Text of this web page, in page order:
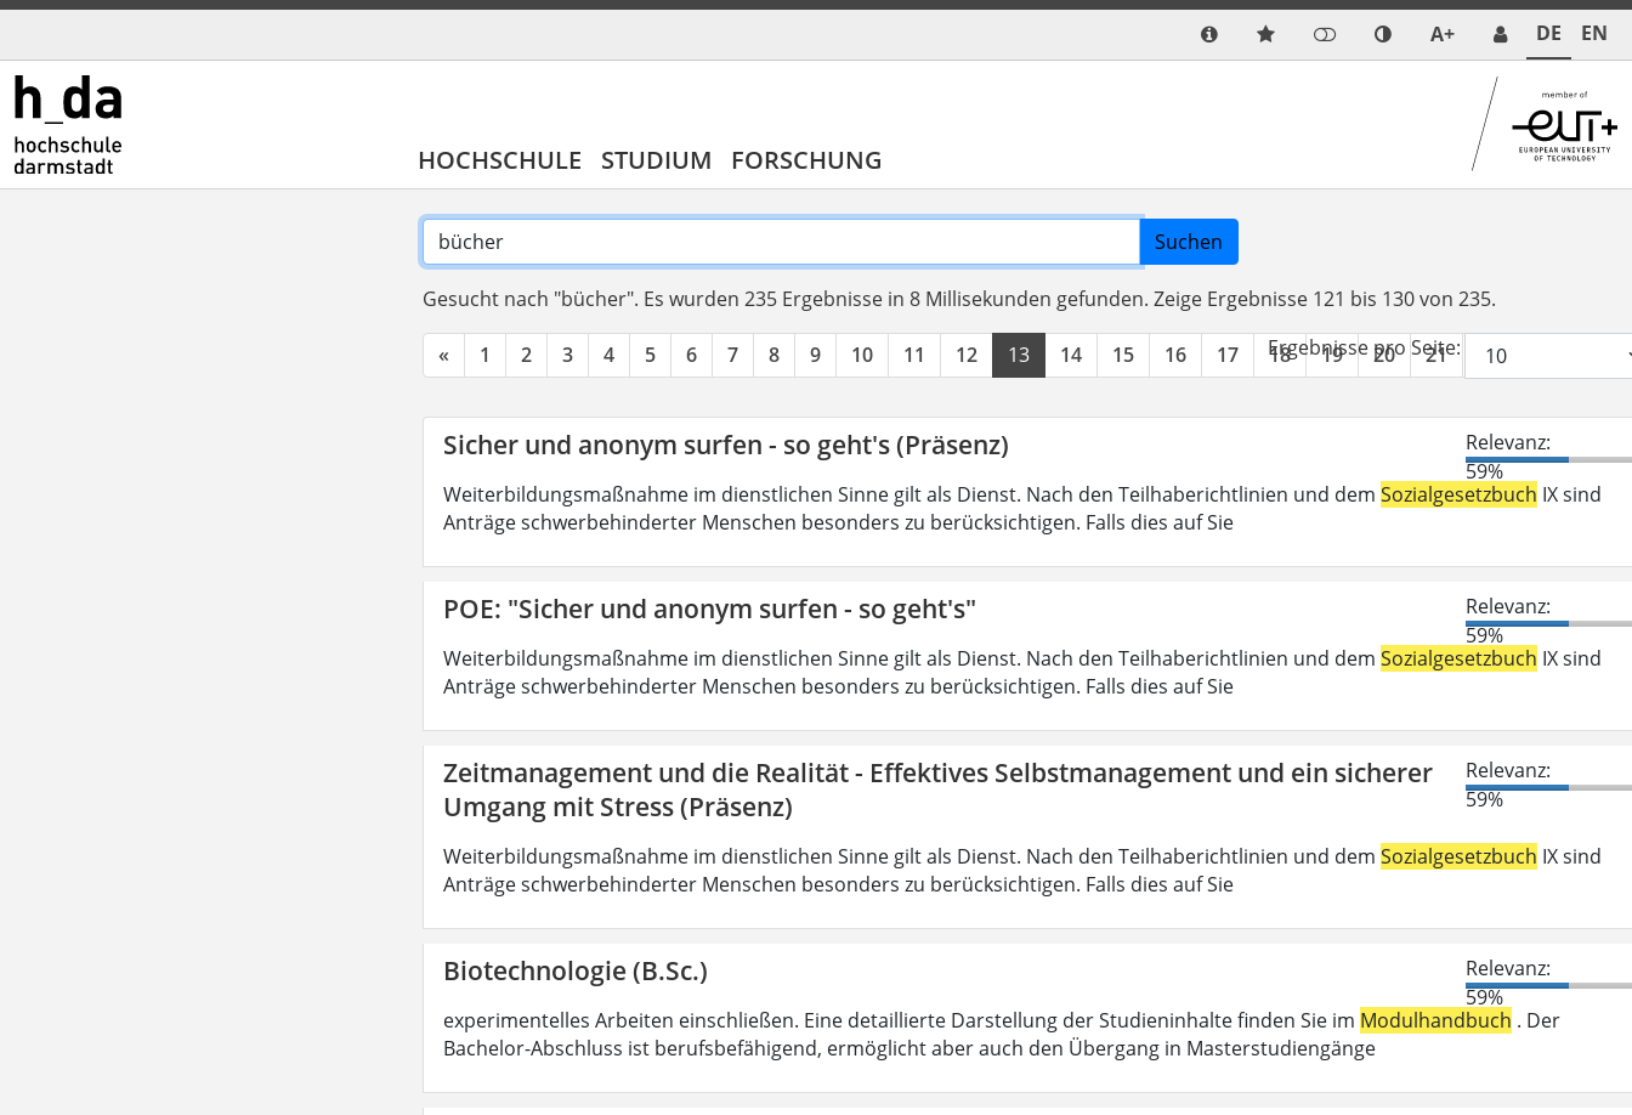
A+ DE EN
HOCHSCHULE STUDIUM FORSCHUNG
Suchen
Gesucht nach "bücher". Es wurden 235 Ergebnisse in 8 Millisekunden gefunden. Zeige Ergebnisse 121 bis 130 von 235.
« 1 2 3 4 5 6 7 8 9 10 11 12 13 14 15 16 17 18 19 20 21 22
Ergebnisse pro Seite:
Sicher und anonym surfen - so geht's (Präsenz)
Relevanz:
59%
Weiterbildungsmaßnahme im dienstlichen Sinne gilt als Dienst. Nach den Teilhaberichtlinien und dem Sozialgesetzbuch IX sind
Anträge schwerbehinderter Menschen besonders zu berücksichtigen. Falls dies auf Sie
POE: "Sicher und anonym surfen - so geht's"
Relevanz:
59%
Weiterbildungsmaßnahme im dienstlichen Sinne gilt als Dienst. Nach den Teilhaberichtlinien und dem Sozialgesetzbuch IX sind
Anträge schwerbehinderter Menschen besonders zu berücksichtigen. Falls dies auf Sie
Zeitmanagement und die Realität - Effektives Selbstmanagement und ein sicherer
Umgang mit Stress (Präsenz)
Relevanz:
59%
Weiterbildungsmaßnahme im dienstlichen Sinne gilt als Dienst. Nach den Teilhaberichtlinien und dem Sozialgesetzbuch IX sind
Anträge schwerbehinderter Menschen besonders zu berücksichtigen. Falls dies auf Sie
Biotechnologie (B.Sc.)
Relevanz:
59%
experimentelles Arbeiten einschließen. Eine detaillierte Darstellung der Studieninhalte finden Sie im Modulhandbuch . Der
Bachelor-Abschluss ist berufsbefähigend, ermöglicht aber auch den Übergang in Masterstudiengänge